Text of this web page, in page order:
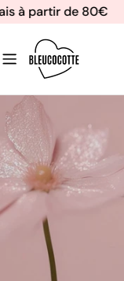
Aller
contenu
à partir de 80€